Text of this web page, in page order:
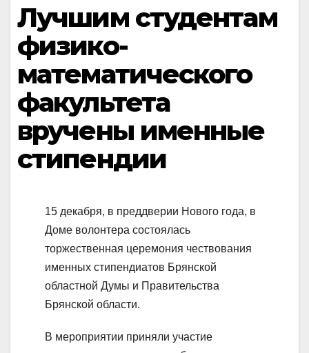
Лучшим студентам
физико-
математического
факультета
вручены именные
стипендии
15 декабря, в преддверии Нового года, в
Доме волонтера состоялась
торжественная церемония чествования
именных стипендиатов Брянской
областной Думы и Правительства
Брянской области.
В мероприятии приняли участие